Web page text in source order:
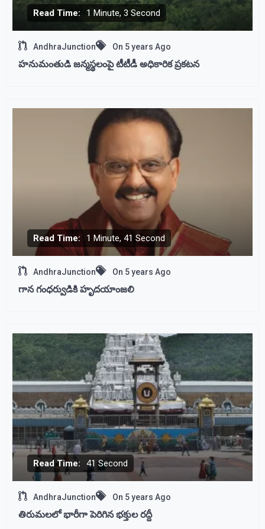
Read Time: 1 Minute, 3 Second
AndhraJunction On 5 years Ago
హనుమంతుడి జన్మస్థలంపై టీటీడీ అధికారిక ప్రకటన
Read Time: 1 Minute, 41 Second
AndhraJunction On 5 years Ago
గాన గంధర్వుడికి హృదయాంజలి
Read Time: 41 Second
AndhraJunction On 5 years Ago
తిరుమలలో భారీగా పెరిగిన భక్తుల రద్దీ